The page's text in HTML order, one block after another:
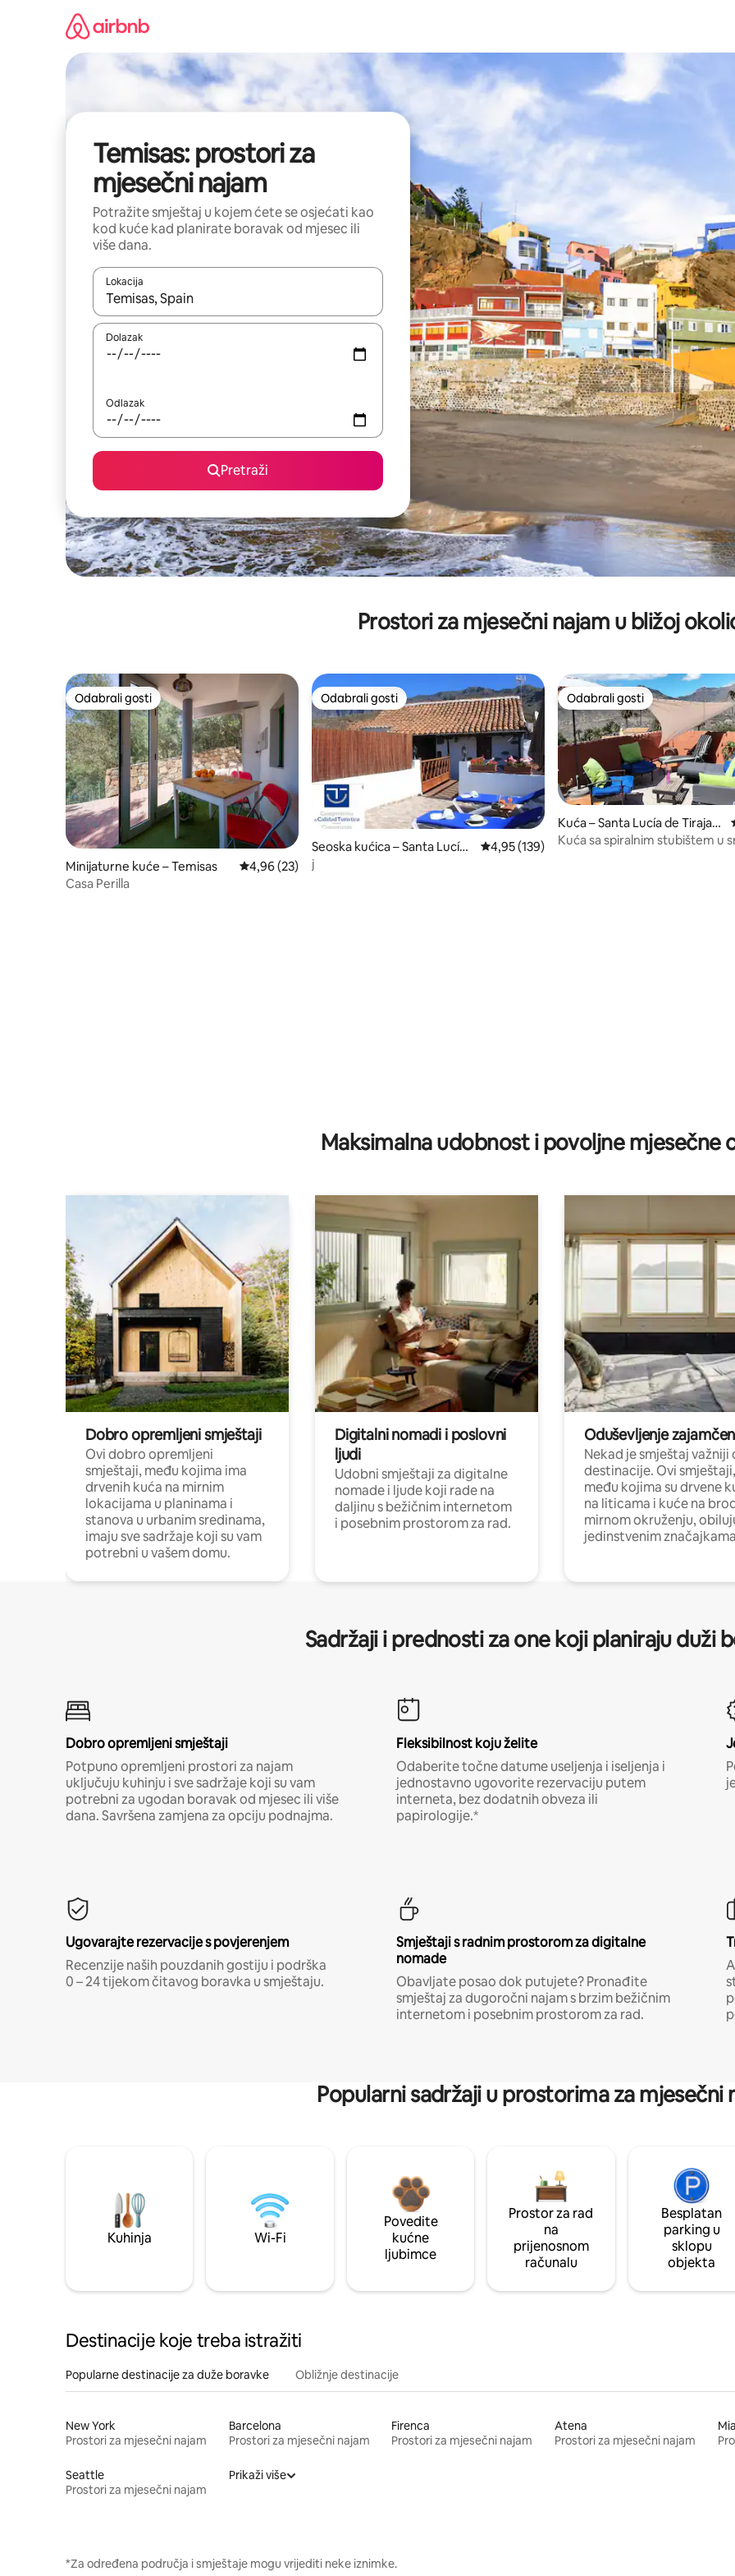
Temisas: prostori za
mjesečni najam
Potražite smještaj u kojem ćete se osjećati kao
kod kuće kad planirate boravak od mjesec ili
više dana.
Lokacija
Kada budu dostupni rezultati, moći ćete ih pregledati koristeći se strelicama prema gore i prema dolje, kao i dodirom ili
Dolazak
Odlazak
Pretraži
Prostori za mjesečni najam u bližoj
Odabrali gosti
Odabrali gosti
Minijaturne kuće – Temisas Prosječna ocjena: 4,96/5, recenzija: 23
4,96 (23)
Casa Perilla
Odabrali gosti
Odabrali gosti
Seoska kućica – Santa Lucía
de Tirajana
Prosječna ocjena: 4,95/5, recenzija: 139
4,95 (139)
j
Odabrali gosti
Odabrali gosti
Kuća – Santa Lucía de Tirajan
a
Kuća sa spiralnim stubištem u
Maksimalna udobnost i povoljne mjesečne
Dobro opremljeni smještaji
Ovi dobro opremljeni
smještaji, među kojima ima
drvenih kuća na mirnim
lokacijama u planinama i
stanova u urbanim sredinama,
imaju sve sadržaje koji su vam
potrebni u vašem domu.
Digitalni nomadi i poslovni
ljudi
Udobni smještaji za digitalne
nomade i ljude koji rade na
daljinu s bežičnim internetom
i posebnim prostorom za rad.
Oduševljenje
Nekad je smještaj važniji
destinacije. Ovi smještaji,
među kojima su drvene
na liticama i kuće na
mirnom okruženju,
jedinstvenim
Sadržaji i prednosti za one koji planiraju duži
Dobro opremljeni smještaji
Potpuno opremljeni prostori za najam
uključuju kuhinju i sve sadržaje koji su vam
potrebni za ugodan boravak od mjesec ili više
dana. Savršena zamjena za opciju podnajma.
Fleksibilnost koju želite
Odaberite točne datume useljenja i iseljenja i
jednostavno ugovorite rezervaciju putem
interneta, bez dodatnih obveza ili
papirologije.*
Ugovarajte rezervacije s povjerenjem
Recenzije naših pouzdanih gostiju i podrška
0 – 24 tijekom čitavog boravka u smještaju.
Smještaji s radnim prostorom za digitalne
nomade
Obavljate posao dok putujete? Pronađite
smještaj za dugoročni najam s brzim bežičnim
internetom i posebnim prostorom za rad.
Popularni sadržaji u prostorima za mjesečni
Kuhinja Wi-Fi
Povedite
kućne
ljubimce
Prostor za rad
na
prijenosnom
računalu
Besplatan
parking u
sklopu
objekta
Destinacije koje treba istražiti
Popularne destinacije za duže boravke Obližnje destinacije
New York
Prostori za mjesečni najam
Barcelona
Prostori za mjesečni najam
Firenca
Prostori za mjesečni najam
Atena
Prostori za mjesečni najam
Seattle
Prostori za mjesečni najam
Prikaži više
*Za određena područja i smještaje mogu vrijediti neke iznimke.